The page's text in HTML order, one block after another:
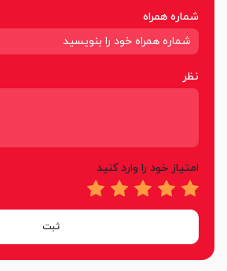
شماره همراه
نظر
امتیاز خود را وارد کنید
ثبت